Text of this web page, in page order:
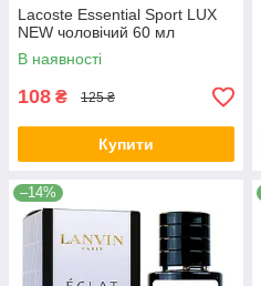
Lacoste Essential Sport LUX
NEW чоловічий 60 мл
В наявності
108 ₴ 125 ₴
Купити
–14%